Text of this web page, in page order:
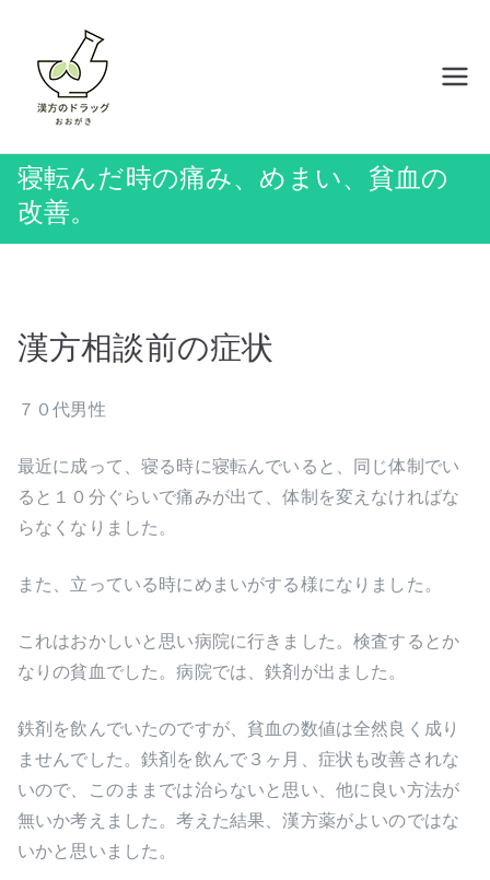
寝転んだ時の痛み、めまい、貧血の
改善。
漢方相談前の症状
７０代男性
最近に成って、寝る時に寝転んでいると、同じ体制でい
ると１０分ぐらいで痛みが出て、体制を変えなければな
らなくなりました。
また、立っている時にめまいがする様になりました。
これはおかしいと思い病院に行きました。検査するとか
なりの貧血でした。病院では、鉄剤が出ました。
鉄剤を飲んでいたのですが、貧血の数値は全然良く成り
ませんでした。鉄剤を飲んで３ヶ月、症状も改善されな
いので、このままでは治らないと思い、他に良い方法が
無いか考えました。考えた結果、漢方薬がよいのではな
いかと思いました。